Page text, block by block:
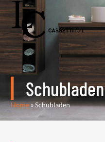
Schubladen
Home»Schubladen